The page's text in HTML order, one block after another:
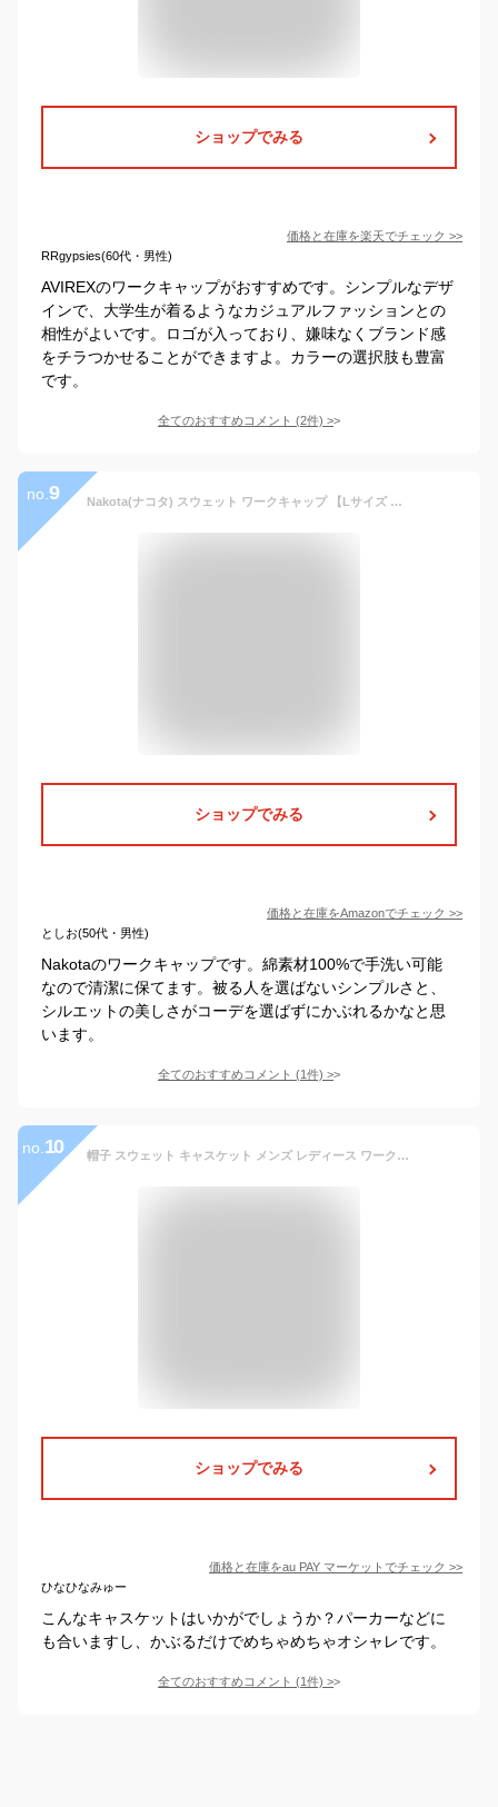
ショップでみる
価格と在庫を楽天でチェック >>
RRgypsies(60代・男性)
AVIREXのワークキャップがおすすめです。シンプルなデザ
インで、大学生が着るようなカジュアルファッションとの
相性がよいです。ロゴが入っており、嫌味なくブランド感
をチラつかせることができますよ。カラーの選択肢も豊富
です。
全てのおすすめコメント (2件) >
no. 9 Nakota(ナコタ) スウェット ワークキャップ 【Lサイズ チャコール】 帽子 メンズ レディース 大きいサイズ 春 秋 冬 ビッグサイズ 深い アウトドア 男女兼用 無地
ショップでみる
価格と在庫をAmazonでチェック >>
としお(50代・男性)
Nakotaのワークキャップです。綿素材100%で手洗い可能
なので清潔に保てます。被る人を選ばないシンプルさと、
シルエットの美しさがコーデを選ばずにかぶれるかなと思
います。
全てのおすすめコメント (1件) >
no. 10 帽子 スウェット キャスケット メンズ レディース ワークキャップ ハット 春 夏 秋
ショップでみる
価格と在庫をau PAY マーケット でチェック >>
ひなひなみゅー
こんなキャスケットはいかがでしょうか？パーカーなどに
も合いますし、かぶるだけでめちゃめちゃオシャレです。
全てのおすすめコメント (1件) >